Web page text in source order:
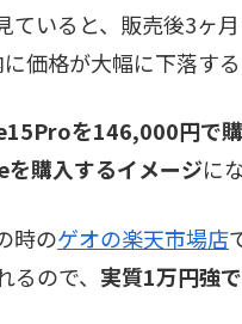
ていると、販売後3ヶ
価格が大幅に下落す
を146,000円で
購入するイメージに
時のゲオの楽天市場店
ので、 実質1万円強